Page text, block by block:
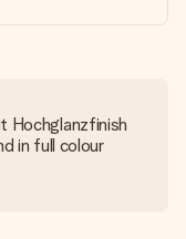
in full colour